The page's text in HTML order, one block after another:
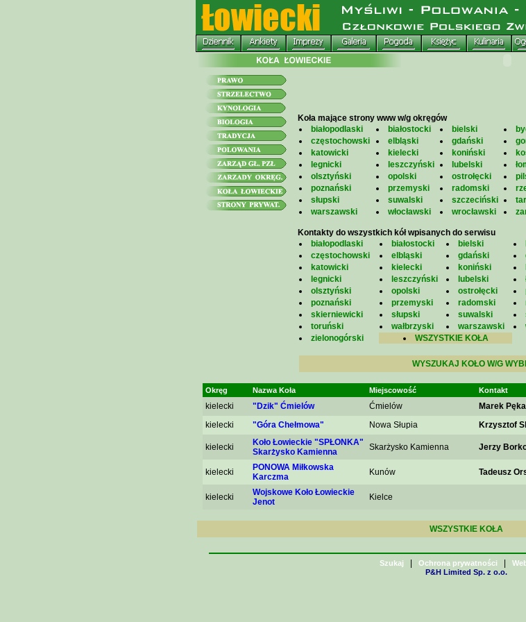
Koła mające strony www w/g okręgów
białopodlaski
białostocki bielski
częstochowski
elbląski gdański
katowicki
kielecki koniński
legnicki
leszczyński lubelski
olsztyński
opolski ostrołęcki
poznański
przemyski radomski
słupski
suwalski szczeciński
warszawski
włocławski wrocławski
Kontakty do wszystkich kół wpisanych do serwisu
białopodlaski
białostocki bielski
częstochowski
elbląski gdański
katowicki
kielecki koniński
legnicki
leszczyński lubelski
olsztyński
opolski ostrołęcki
poznański
przemyski radomski
skierniewicki
słupski suwalski
toruński
wałbrzyski warszawski
zielonogórski
WSZYSTKIE KOŁA
WYSZUKAJ KOŁO W/G
Okręg Nazwa Koła Miejscowość Kontakt
kielecki "Dzik" Ćmielów Ćmielów Marek
kielecki "Góra Chełmowa" Nowa Słupia Krzysztof
kielecki
Koło Łowieckie "SPŁONKA"
Skarżysko Kamienna
Skarżysko Kamienna Jerzy
kielecki
PONOWA Miłkowska
Karczma
Kunów Tadeusz
kielecki
Wojskowe Koło Łowieckie
Jenot
Kielce
WSZYSTKIE KOŁA
Szukaj Ochrona prywatności
P&H Limited Sp. z o.o.